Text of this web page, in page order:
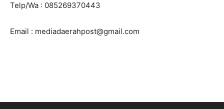
Telp/Wa : 085269370443
Email : mediadaerahpost@gmail.com